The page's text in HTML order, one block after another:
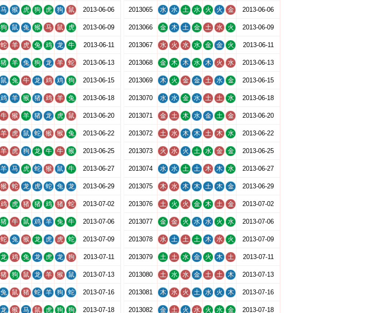
马 猴 虎 狗 虎 狗 鼠 2013-06-06
狗 鼠 兔 猴 马 鼠 虎 2013-06-09
蛇 羊 虎 兔 鸡 龙 牛 2013-06-11
猪 羊 兔 狗 龙 羊 蛇 2013-06-13
鼠 兔 牛 龙 鸡 鸡 狗 2013-06-15
鸡 羊 猴 猪 鸡 羊 兔 2013-06-18
牛 猴 羊 猪 龙 虎 鼠 2013-06-20
羊 虎 鼠 蛇 猴 猴 兔 2013-06-22
羊 虎 狗 龙 牛 牛 猴 2013-06-25
羊 马 虎 蛇 猴 鼠 牛 2013-06-27
猴 蛇 龙 虎 蛇 兔 龙 2013-06-29
鸡 虎 猪 猪 鸡 猪 蛇 2013-07-02
猪 牛 鼠 鸡 羊 兔 牛 2013-07-06
蛇 兔 猴 龙 虎 虎 蛇 2013-07-09
龙 鸡 兔 龙 虎 龙 狗 2013-07-11
猪 狗 鼠 龙 羊 猴 鼠 2013-07-13
兔 鼠 猪 蛇 羊 狗 蛇 2013-07-16
龙 猴 马 鼠 虎 狗 狗 2013-07-18
2013065 水 水 土 水 火 火 金 2013-06-06
2013066 金 木 土 金 土 水 火 2013-06-09
2013067 水 火 水 水 金 金 火 2013-06-11
2013068 金 木 木 水 木 火 水 2013-06-13
2013069 木 火 金 金 土 水 金 2013-06-15
2013070 水 水 金 水 土 土 水 2013-06-18
2013071 金 土 木 水 金 土 金 2013-06-20
2013072 土 水 木 木 土 木 水 2013-06-22
2013073 火 水 火 土 水 金 金 2013-06-25
2013074 水 水 土 土 木 木 水 2013-06-27
2013075 木 水 木 木 土 木 金 2013-06-29
2013076 土 火 火 金 木 土 金 2013-07-02
2013077 金 金 火 水 水 火 水 2013-07-06
2013078 水 土 土 土 木 水 火 2013-07-09
2013079 土 土 水 金 火 木 土 2013-07-11
2013080 土 水 水 金 土 土 木 2013-07-13
2013081 木 水 火 土 水 火 木 2013-07-16
2013082 金 土 火 水 火 水 金 2013-07-18